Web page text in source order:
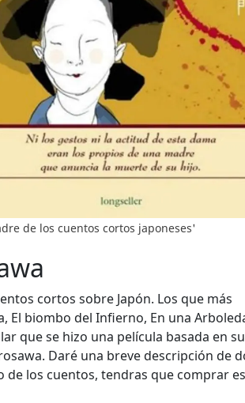
de los cuentos cortos japoneses'
cortos sobre Japón. Los que más
El biombo del Infierno, En una
que se hizo una película basada en
Daré una breve descripción de
de los cuentos, tendras que comprar